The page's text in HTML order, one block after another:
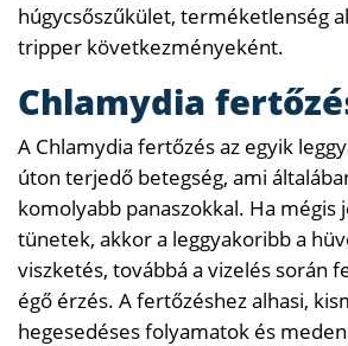
húgycsőszűkület, terméketlenség
tripper következményeként.
Chlamydia
A Chlamydia fertőzés az egyik
úton terjedő betegség, ami
komolyabb panaszokkal. Ha mégis
tünetek, akkor a leggyakoribb a
viszketés, továbbá a vizelés során
égő érzés. A fertőzéshez alhasi,
hegesedéses folyamatok és